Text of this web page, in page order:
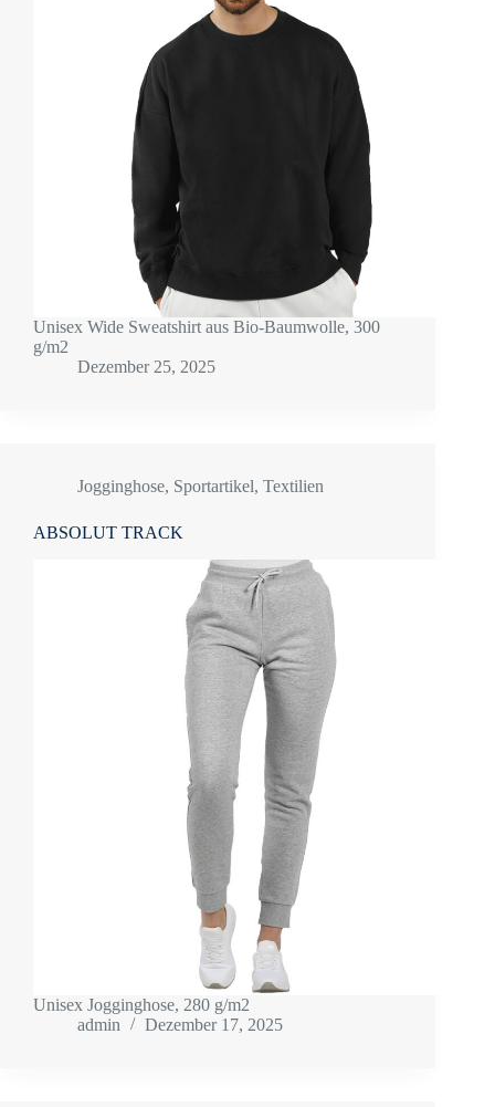
Unisex Wide Sweatshirt aus Bio-Baumwolle, 300
g/m2
Dezember 25, 2025
Jogginghose, Sportartikel, Textilien
ABSOLUT TRACK
Unisex Jogginghose, 280 g/m2
admin
Dezember 17, 2025